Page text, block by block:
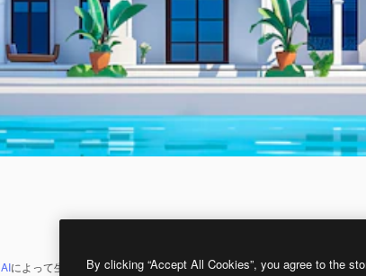
AIによって生成されたものです。 AI画像生成ツールを使うと、あなた独自
By clicking “Accept All Cookies”, you agree to the